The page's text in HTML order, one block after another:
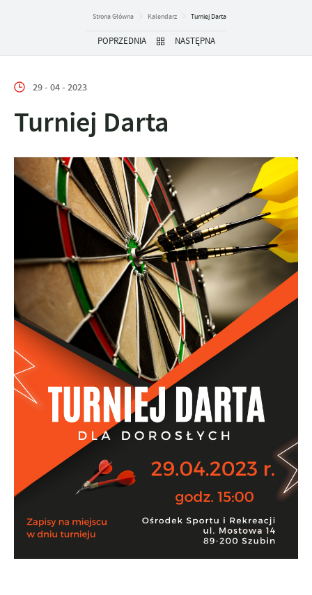
Strona Główna Kalendarz Turniej Darta
POPRZEDNIA NASTĘPNA
29 - 04 - 2023
Turniej Darta